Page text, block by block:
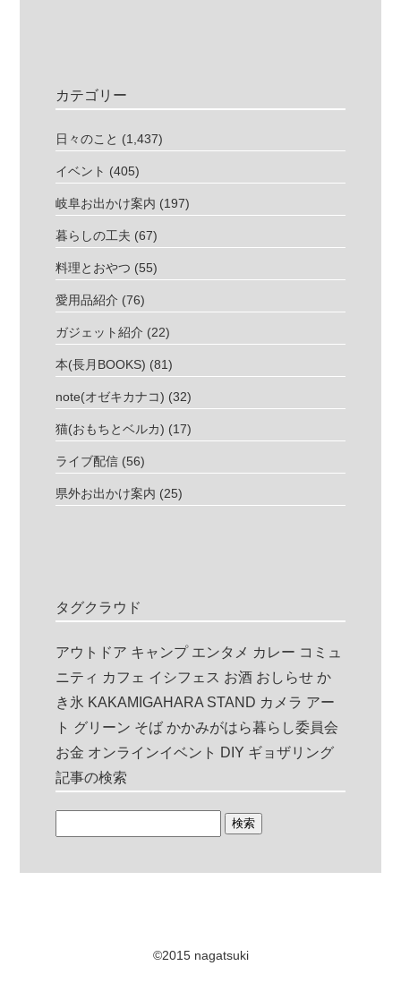
カテゴリー
日々のこと (1,437)
イベント (405)
岐阜お出かけ案内 (197)
暮らしの工夫 (67)
料理とおやつ (55)
愛用品紹介 (76)
ガジェット紹介 (22)
本(長月BOOKS) (81)
note(オゼキカナコ) (32)
猫(おもちとベルカ) (17)
ライブ配信 (56)
県外お出かけ案内 (25)
タグクラウド
アウトドア キャンプ エンタメ カレー コミュ
ニティ カフェ イシフェス お酒 おしらせ か
き氷 KAKAMIGAHARA STAND カメラ アー
ト グリーン そば かかみがはら暮らし委員会
お金 オンラインイベント DIY ギョザリング
記事の検索
©2015 nagatsuki